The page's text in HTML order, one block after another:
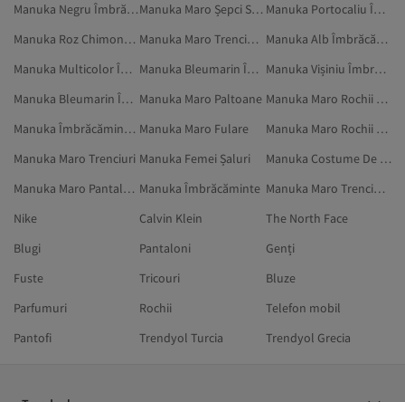
Manuka Negru Îmbrăcăminte De Plajă
Manuka Maro Șepci Sportive
Manuka Portocaliu Îmbrăcăminte De Plajă
Manuka Roz Chimonouri Și Caftane
Manuka Maro Trenciuri Elegante
Manuka Alb Îmbrăcăminte De Plajă
Manuka Multicolor Îmbrăcăminte De Plajă
Manuka Bleumarin Îmbrăcăminte
Manuka Vișiniu Îmbrăcăminte De Plajă
Manuka Bleumarin Îmbrăcăminte Colecția Modest Manuka Maro Paltoane
Manuka Maro Rochii De Bal Și Absolvire
Manuka Îmbrăcăminte Colecția Modest Manuka Maro Fulare
Manuka Maro Rochii De Seară Colecția Modest
Manuka Maro Trenciuri Manuka Femei Șaluri
Manuka Costume De Baie Colecția Modest
Manuka Maro Pantaloni Manuka Îmbrăcăminte
Manuka Maro Trenciuri Colecția Modest
Nike
Calvin Klein
The North Face
Blugi
Pantaloni
Genți
Fuste
Tricouri
Bluze
Parfumuri
Rochii
Telefon mobil
Pantofi
Trendyol Turcia Trendyol Grecia